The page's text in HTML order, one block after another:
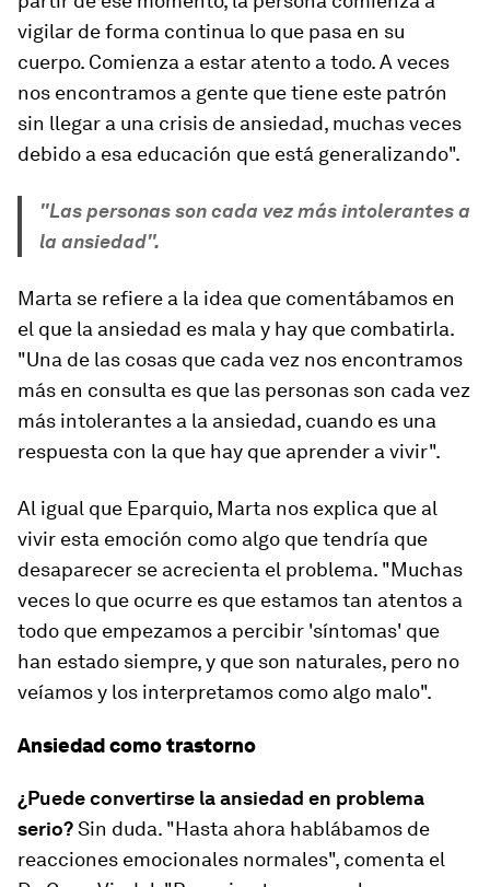
vigilar de forma continua lo que pasa en su
cuerpo. Comienza a estar atento a todo. A veces
nos encontramos a gente que tiene este patrón
sin llegar a una crisis de ansiedad, muchas veces
debido a esa educación que está generalizando".
"Las personas son cada vez más intolerantes a
la ansiedad".
Marta se refiere a la idea que comentábamos en
el que la ansiedad es mala y hay que combatirla.
"Una de las cosas que cada vez nos encontramos
más en consulta es que las personas son cada vez
más intolerantes a la ansiedad, cuando es una
respuesta con la que hay que aprender a vivir".
Al igual que Eparquio, Marta nos explica que al
vivir esta emoción como algo que tendría que
desaparecer se acrecienta el problema. "Muchas
veces lo que ocurre es que estamos tan atentos a
todo que empezamos a percibir 'síntomas' que
han estado siempre, y que son naturales, pero no
veíamos y los interpretamos como algo malo".
Ansiedad como trastorno
¿Puede convertirse la ansiedad en problema
serio?Sin duda. "Hasta ahora hablábamos de
reacciones emocionales normales", comenta el